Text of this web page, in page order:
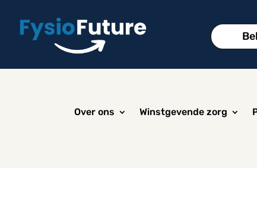
Over ons Winstgevende zorg